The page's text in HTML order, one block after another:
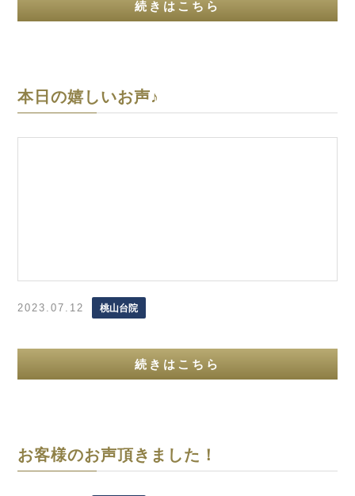
続きはこちら
本日の嬉しいお声♪
2023.07.12 桃山台院
続きはこちら
お客様のお声頂きました！